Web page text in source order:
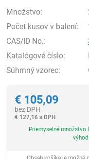
Množstvo:
Počet kusov v balení:
CAS/ID No.:
Katalógové číslo:
Súhrnný vzorec:
€ 105,09
bez DPH
€ 127,16 s DPH
Priemyselné množstvo